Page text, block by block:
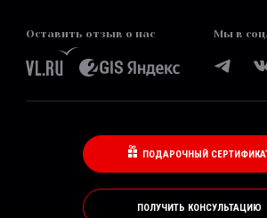
Оставить отзыв о нас Мы в
ПОДАРОЧНЫЙ
ПОЛУЧИТЬ КОНСУЛЬТАЦИЮ